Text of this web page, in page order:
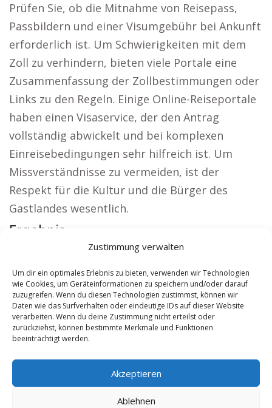
Zustimmung verwalten
Um dir ein optimales Erlebnis zu bieten, verwenden wir Technologien
wie Cookies, um Geräteinformationen zu speichern und/oder darauf
zuzugreifen. Wenn du diesen Technologien zustimmst, können wir
Daten wie das Surfverhalten oder eindeutige IDs auf dieser Website
verarbeiten. Wenn du deine Zustimmung nicht erteilst oder
zurückziehst, können bestimmte Merkmale und Funktionen
beeinträchtigt werden.
Akzeptieren
Ablehnen
Prüfen Sie, ob die Mitnahme von Reisepass,
Passbildern und einer Visumgebühr bei Ankunft
erforderlich ist. Um Schwierigkeiten mit dem
Zoll zu verhindern, bieten viele Portale eine
Zusammenfassung der Zollbestimmungen oder
Links zu den Regeln. Einige Online-Reiseportale
haben einen Visaservice, der den Antrag
vollständig abwickelt und bei komplexen
Einreisebedingungen sehr hilfreich ist. Um
Missverständnisse zu vermeiden, ist der
Respekt für die Kultur und die Bürger des
Gastlandes wesentlich.
Ergebnis:
Lokale Hinweise:Versicherung Lich
mieten Lich|Kirche Lich|Reisebüro Lich|
Versicherung Lich|Hauskauf Lich
Contents [show]
No tags for this post.